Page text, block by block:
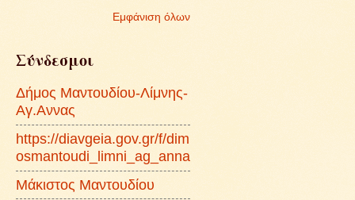
Εμφάνιση όλων
Σύνδεσμοι
Δήμος Μαντουδίου-Λίμνης-
Αγ.Αννας
https://diavgeia.gov.gr/f/dim
osmantoudi_limni_ag_anna
Μάκιστος Μαντουδίου